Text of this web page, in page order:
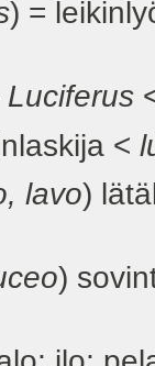
) =
Luciferus
<
lavo)
)